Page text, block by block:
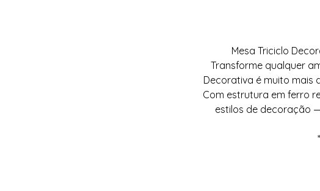
Mesa Triciclo
Transforme qualquer
Decorativa é muito mais
Com estrutura em ferro
estilos de decoração